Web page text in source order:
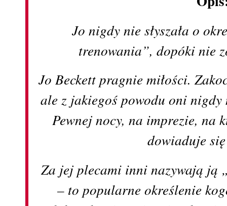
Jo nigdy nie słyszała o
trenowania”, dopóki nie
Jo Beckett pragnie miłości.
ale z jakiegoś powodu oni
Pewnej nocy, na imprezie, na
dowiaduje
Za jej plecami inni nazywają ją
– to popularne określenie